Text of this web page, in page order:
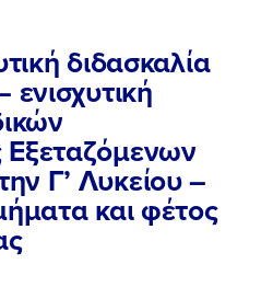
διδασκαλία
Γ’ Λυκείου –
και φέτος